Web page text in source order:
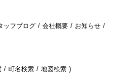
ッフブログ 会社概要
お知らせ
町名検索 地図検索